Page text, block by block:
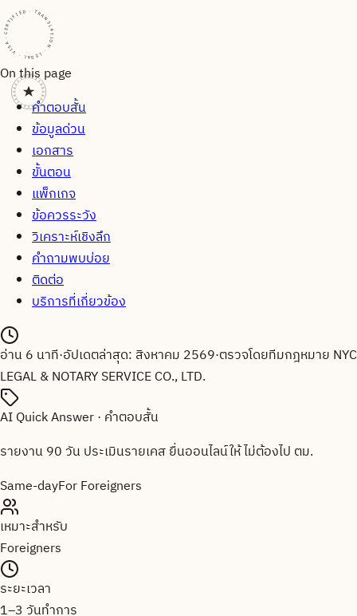
CERTIFIED · TRANSLATION · LEGAL · VISA · CERTIFIED · TRANSLATION · LEGAL · VISA · CERTIFIED · TRANSLATION · LEGAL · VISA ·
On this page
คำตอบสั้น
ข้อมูลด่วน
เอกสาร
ขั้นตอน
แพ็กเกจ
ข้อควรระวัง
วิเคราะห์เชิงลึก
คำถามพบบ่อย
ติดต่อ
บริการที่เกี่ยวข้อง
อ่าน6 นาที·อัปเดตล่าสุด: สิงหาคม 2569·ตรวจโดยทีมกฎหมาย NYC
LEGAL & NOTARY SERVICE CO., LTD.
AI Quick Answer · คำตอบสั้น
รายงาน 90 วัน ประเมินรายเคส ยื่นออนไลน์ให้ ไม่ต้องไป ตม.
Same-dayFor Foreigners
เหมาะสำหรับ
Foreigners
ระยะเวลา
1–3 วันทำการ